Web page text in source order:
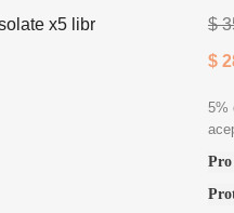
$
$
5%
Pro